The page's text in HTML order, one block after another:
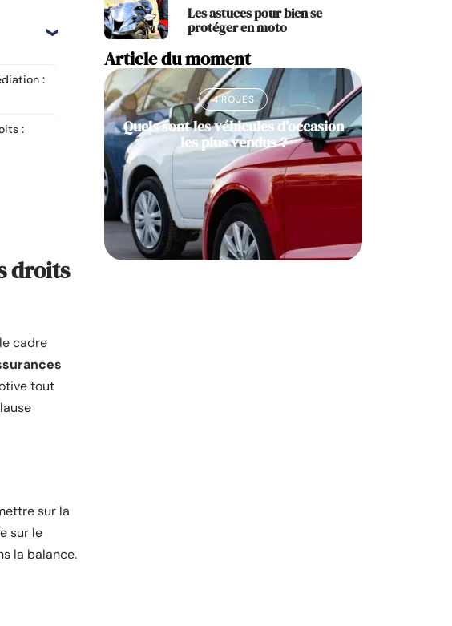
:
:
droits
cadre
tout
sur la
sur le
la balance.
Les astuces pour bien se
protéger en moto
Article du moment
4 ROUES
Quels sont les véhicules d’occasion
les plus vendus ?